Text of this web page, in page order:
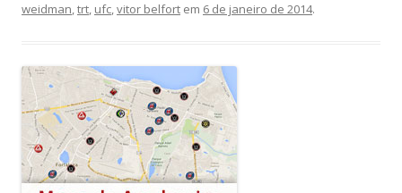
weidman,trt, ufc,vitor belfort em 6 de janeiro de 2014.